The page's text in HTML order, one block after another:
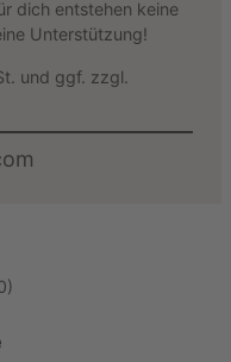
dich entstehen keine
Unterstützung!
und ggf. zzgl.